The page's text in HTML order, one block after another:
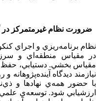
ضرورت نظام غيرمتمرکز در
نظام برنامه‌ريزي و اجراي
در مقياس منطقه‌اي و
مقياس بخشي. دستيابي،
نيازمند ديدگاه آينده‌پژوهانه
با حضور همه‌ي نهادها و
ارزشيابي شود. توسعه‌ي